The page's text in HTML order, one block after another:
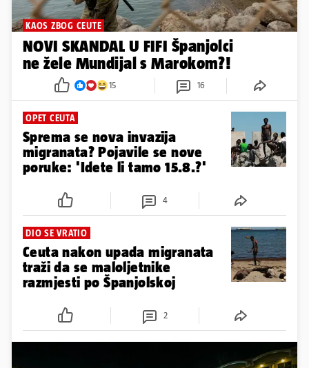
KAOS ZBOG CEUTE
NOVI SKANDAL U FIFI Španjolci
ne žele Mundijal s Marokom?!
15 16
OPET CEUTA
Sprema se nova invazija
migranata? Pojavile se nove
poruke: 'Idete li tamo 15.8.?'
4
DIO SE VRATIO
Ceuta nakon upada migranata
traži da se maloljetnike
razmjesti po Španjolskoj
2